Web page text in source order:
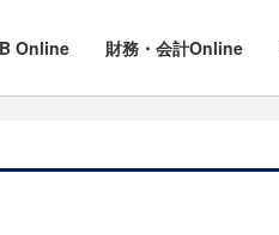
Online 財務・会計Online